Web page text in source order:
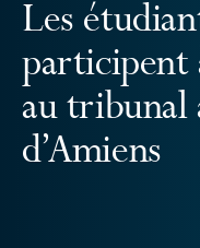
Les
participent
au
d’Amiens